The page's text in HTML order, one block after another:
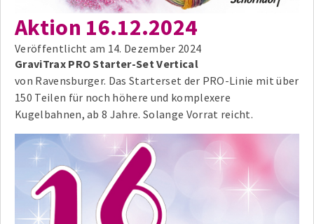
Aktion 16.12.2024
Veröffentlicht am 14. Dezember 2024
GraviTrax PRO Starter-Set Vertical
von Ravensburger. Das Starterset der PRO-Linie mit über
150 Teilen für noch höhere und komplexere
Kugelbahnen, ab 8 Jahre. Solange Vorrat reicht.